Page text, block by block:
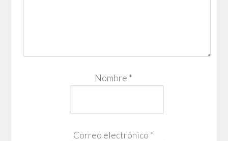
Nombre *
Correo electrónico *